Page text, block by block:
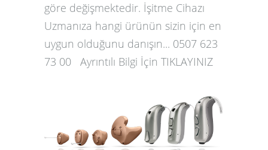
göre değişmektedir. İşitme Cihazı
Uzmanıza hangi ürünün sizin için en
uygun olduğunu danışın... 0507 623
73 00 Ayrıntılı Bilgi İçin TIKLAYINIZ